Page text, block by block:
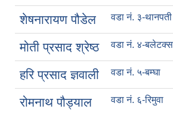
शेषनारायण पौडेल वडा नं. ३-थानपती
मोती प्रसाद श्रेष्ठ वडा नं. ४-
हरि प्रसाद ज्ञवाली वडा नं. ५-बम्घा
रोमनाथ पौड्याल वडा नं. ६-रिमुवा